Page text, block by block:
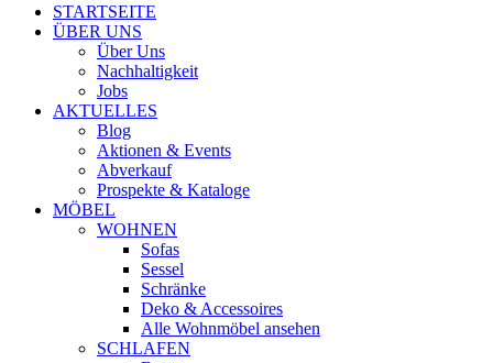
STARTSEITE
ÜBER UNS
Über Uns
Nachhaltigkeit
Jobs
AKTUELLES
Blog
Aktionen & Events
Abverkauf
Prospekte & Kataloge
MÖBEL
WOHNEN
Sofas
Sessel
Schränke
Deko & Accessoires
Alle Wohnmöbel ansehen
SCHLAFEN